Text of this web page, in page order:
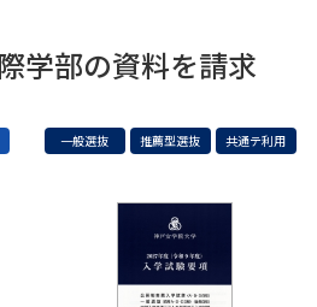
学部の資料を請求
一般選抜 推薦型選抜 共通テ利用